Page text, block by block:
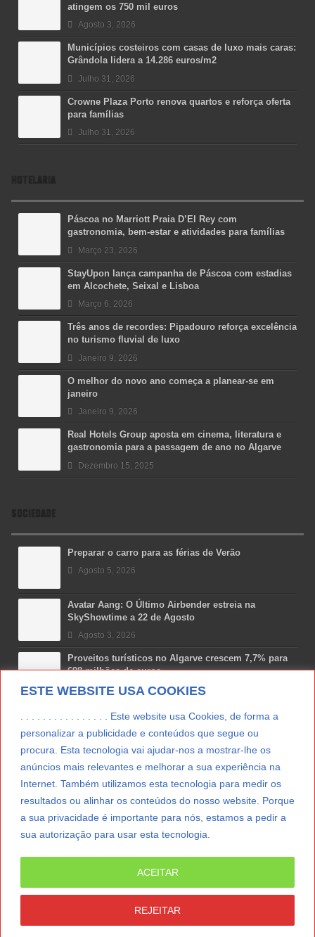
ESTE WEBSITE USA COOKIES
. . . . . . . . . . . . . . . . Este website usa Cookies, de forma a
personalizar a publicidade e conteúdos que segue ou
procura. Esta tecnologia vai ajudar-nos a mostrar-lhe os
anúncios mais relevantes e melhorar a sua experiência na
Internet. Também utilizamos esta tecnologia para medir os
resultados ou alinhar os conteúdos do nosso website. Porque
a sua privacidade é importante para nós, estamos a pedir a
sua autorização para usar esta tecnologia.
REJEITAR
ACEITAR
atingem os 750 mil euros
Agosto 3, 2026
Municípios costeiros com casas de luxo mais caras:
Grândola lidera a 14.286 euros/m2
Julho 31, 2026
Crowne Plaza Porto renova quartos e reforça oferta
para famílias
Julho 31, 2026
HOTELARIA
Páscoa no Marriott Praia D’El Rey com
gastronomia, bem-estar e atividades para famílias
Março 23, 2026
StayUpon lança campanha de Páscoa com estadias
em Alcochete, Seixal e Lisboa
Março 6, 2026
Três anos de recordes: Pipadouro reforça excelência
no turismo fluvial de luxo
Janeiro 9, 2026
O melhor do novo ano começa a planear-se em
janeiro
Janeiro 9, 2026
Real Hotels Group aposta em cinema, literatura e
gastronomia para a passagem de ano no Algarve
Dezembro 15, 2025
SOCIEDADE
Preparar o carro para as férias de Verão
Agosto 5, 2026
Avatar Aang: O Último Airbender estreia na
SkyShowtime a 22 de Agosto
Agosto 3, 2026
Proveitos turísticos no Algarve crescem 7,7% para
698 milhões de euros
Julho 31, 2026
Costa Boal Branco 2025: nova colheita reforça
Novas 7 Maravilhas de Portugal: Setúbal recebe
final regional da Grande Lisboa
Julho 29, 2026
SUBSCREVER NEWSLETTER
SpringParty|Suporte Técnico|